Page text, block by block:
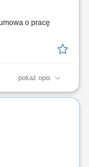
o pracę
pokaż opis
organizację